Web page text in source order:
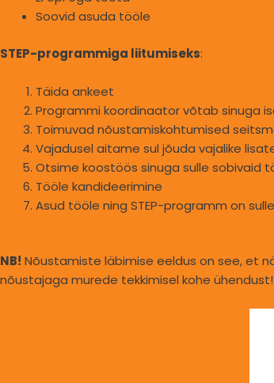
Soovid asuda tööle
STEP-programmiga liitumiseks:
Täida ankeet
Programmi koordinaator võtab sinuga
Toimuvad nõustamiskohtumised
Vajadusel aitame sul jõuda vajalike
Otsime koostöös sinuga sulle
Tööle kandideerimine
Asud tööle ning STEP-programm on
NB! Nõustamiste läbimise eeldus on see, et
nõustajaga murede tekkimisel kohe ühendust!